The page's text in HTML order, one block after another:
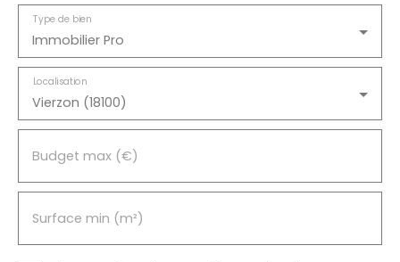
Immobilier Pro
Type de bien
Vierzon (18100)
Localisation
Budget max (€)
Surface min (m²)